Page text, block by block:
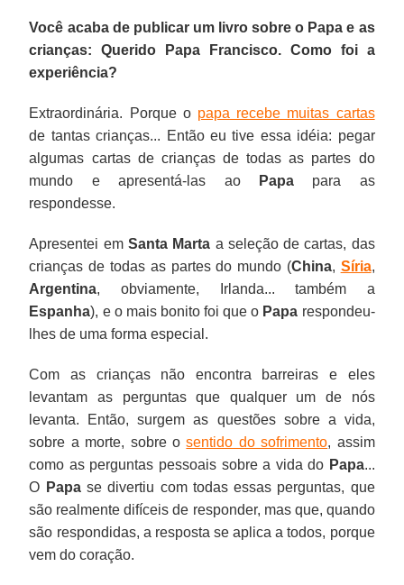
Você acaba de publicar um livro sobre o Papa e as
crianças: Querido Papa Francisco. Como foi a
experiência?
Extraordinária. Porque o papa recebe muitas cartas
de tantas crianças... Então eu tive essa idéia: pegar
algumas cartas de crianças de todas as partes do
mundo e apresentá-las ao
Papapara as
respondesse.
Apresentei em Santa Marta a seleção de cartas, das
crianças de todas as partes do mundo (China, Síria,
Argentina, obviamente, Irlanda... também a
Espanha), e o mais bonito foi que o Papa respondeu-
lhes de uma forma especial.
Com as crianças não encontra barreiras e eles
levantam as perguntas que qualquer um de nós
levanta. Então, surgem as questões sobre a vida,
sobre a morte, sobre osentido do sofrimento, assim
como as perguntas pessoais sobre a vida do Papa...
O Papase divertiu com todas essas perguntas, que
são realmente difíceis de responder, mas que, quando
são respondidas, a resposta se aplica a todos, porque
vem do coração.